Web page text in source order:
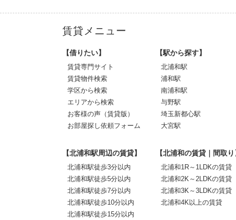
賃貸メニュー
【借りたい】
賃貸専門サイト
賃貸物件検索
学区から検索
エリアから検索
お客様の声（賃貸版）
お部屋探し依頼フォーム
【駅から探す】
北浦和駅
浦和駅
南浦和駅
与野駅
埼玉新都心駅
大宮駅
【北浦和駅周辺の賃貸】
北浦和駅徒歩3分以内
北浦和駅徒歩5分以内
北浦和駅徒歩7分以内
北浦和駅徒歩10分以内
北浦和駅徒歩15分以内
【北浦和の賃貸｜間取り
北浦和1R～1LDKの賃貸
北浦和2K～2LDKの賃貸
北浦和3K～3LDKの賃貸
北浦和4K以上の賃貸